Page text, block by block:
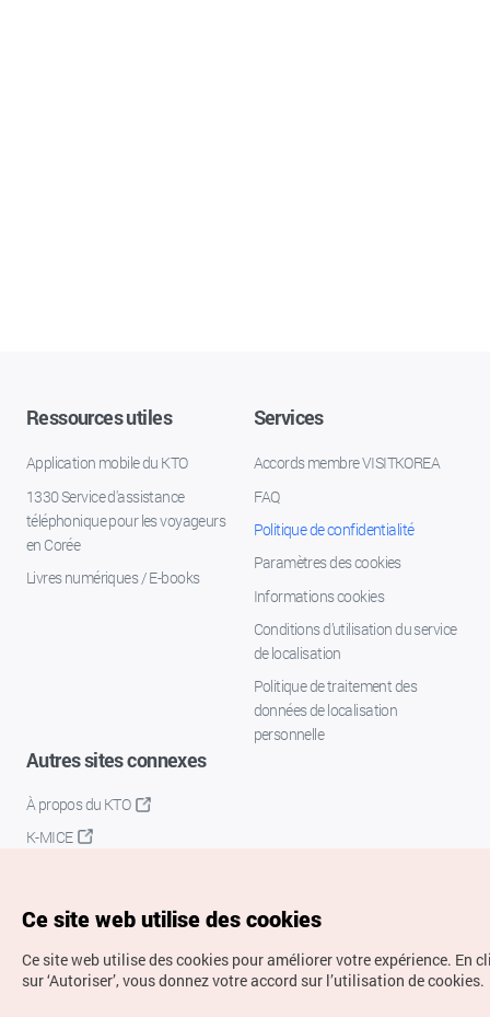
Ressources utiles
Application mobile du KTO
1330 Service d'assistance
téléphonique pour les voyageurs
en Corée
Livres numériques / E-books
Services
Accords membre VISITKOREA
FAQ
Politique de confidentialité
Paramètres des cookies
Informations cookies
Conditions d’utilisation du service
de localisation
Politique de traitement des
données de localisation
personnelle
Autres sites connexes
À propos du KTO
K-MICE
Ce site web utilise des cookies
Ce site web utilise des cookies pour améliorer votre expérience. En
sur ‘Autoriser’, vous donnez votre accord sur l’utilisation de cookies.